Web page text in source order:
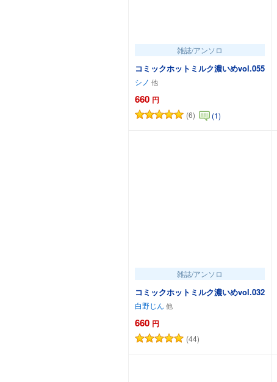
雑誌/アンソロ
コミックホットミルク濃いめvol.055
シノ
660 円
(6) (1)
カートに追加
雑誌/アンソロ
コミックホットミルク濃いめvol.032
白野じん
660 円
(44)
カートに追加